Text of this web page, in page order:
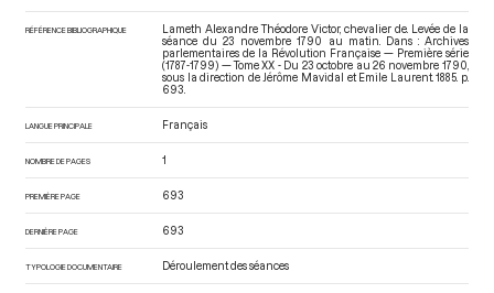
RÉFÉRENCE BIBLIOGRAPHIQUE
Lameth Alexandre Théodore Victor, chevalier de. Levée de la
séance du 23 novembre 1790 au matin. Dans : Archives
parlementaires de la Révolution Française — Première série
(1787-1799) — Tome XX - Du 23 octobre au 26 novembre 1790
sous la direction de Jérôme Mavidal et Emile Laurent. 1885. p.
693.
LANGUE PRINCIPALE Français
NOMBRE DE PAGES 1
PREMIÈRE PAGE 693
DERNIÈRE PAGE 693
TYPOLOGIE DOCUMENTAIRE Déroulement des séances